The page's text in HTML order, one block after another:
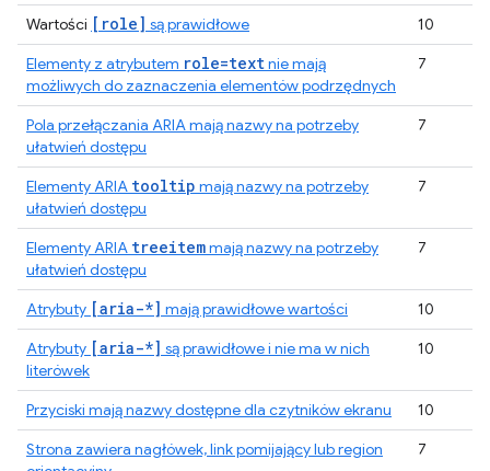
Wartości [role] są prawidłowe
10
Elementy z atrybutem role=textnie mają
możliwych do zaznaczenia elementów podrzędnych
7
Pola przełączania ARIA mają nazwy na potrzeby
ułatwień dostępu
7
Elementy ARIA tooltip mają nazwy na potrzeby
ułatwień dostępu
7
Elementy ARIA treeitemmają nazwy na potrzeby
ułatwień dostępu
7
Atrybuty [aria-*] mają prawidłowe wartości
10
Atrybuty [aria-*] są prawidłowe i nie ma w nich
literówek
10
Przyciski mają nazwy dostępne dla czytników ekranu
10
Strona zawiera nagłówek, link pomijający lub region
7